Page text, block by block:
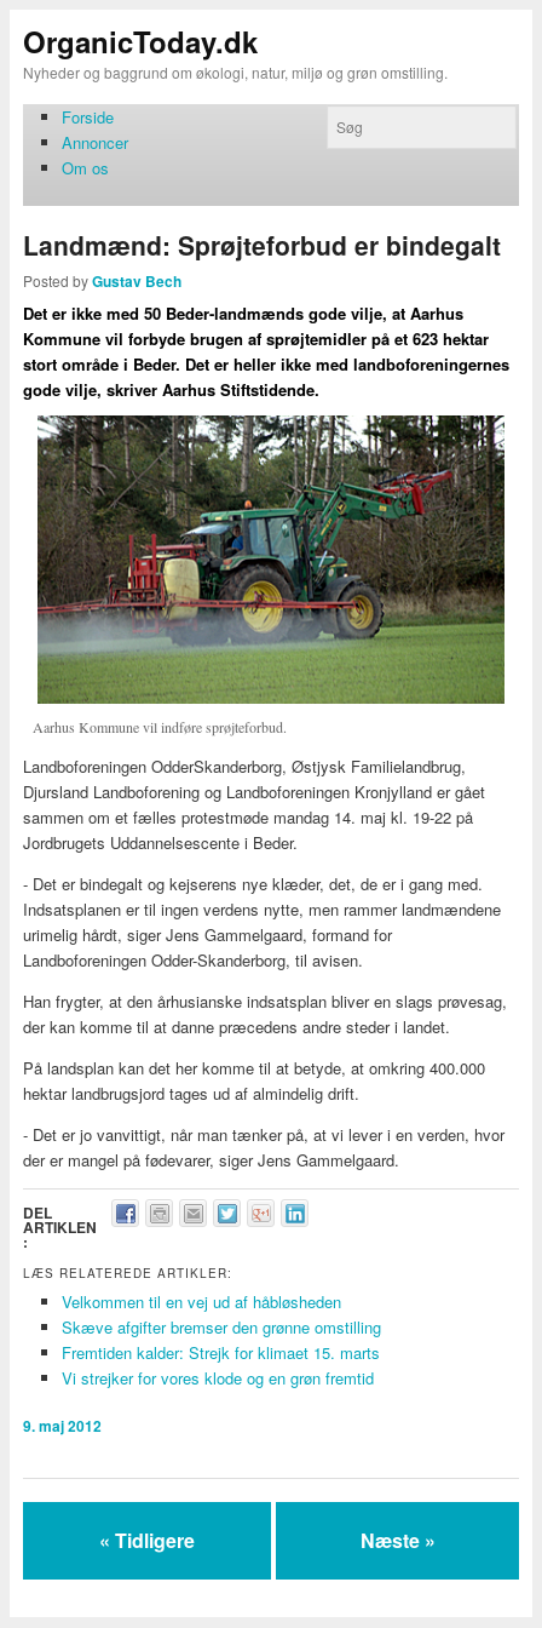
OrganicToday.dk
Nyheder og baggrund om økologi, natur, miljø og grøn omstilling.
Forside
Annoncer
Om os
Landmænd: Sprøjteforbud er bindegalt
Posted byGustav Bech
Det er ikke med 50 Beder-landmænds gode vilje, at Aarhus
Kommune vil forbyde brugen af sprøjtemidler på et 623 hektar
stort område i Beder. Det er heller ikke med landboforeningernes
gode vilje, skriver Aarhus Stiftstidende.
Aarhus Kommune vil indføre sprøjteforbud.
Landboforeningen OdderSkanderborg, Østjysk Familielandbrug,
Djursland Landboforening og Landboforeningen Kronjylland er gået
sammen om et fælles protestmøde mandag 14. maj kl. 19-22 på
Jordbrugets Uddannelsescente i Beder.
- Det er bindegalt og kejserens nye klæder, det, de er i gang med.
Indsatsplanen er til ingen verdens nytte, men rammer landmændene
urimelig hårdt, siger Jens Gammelgaard, formand for
Landboforeningen Odder-Skanderborg, til avisen.
Han frygter, at den århusianske indsatsplan bliver en slags prøvesag,
der kan komme til at danne præcedens andre steder i landet.
På landsplan kan det her komme til at betyde, at omkring 400.000
hektar landbrugsjord tages ud af almindelig drift.
- Det er jo vanvittigt, når man tænker på, at vi lever i en verden, hvor
der er mangel på fødevarer, siger Jens Gammelgaard.
DEL
ARTIKLEN
:
LÆS RELATEREDE ARTIKLER:
Velkommen til en vej ud af håbløsheden
Skæve afgifter bremser den grønne omstilling
Fremtiden kalder: Strejk for klimaet 15. marts
Vi strejker for vores klode og en grøn fremtid
9. maj 2012
« Tidligere Næste »